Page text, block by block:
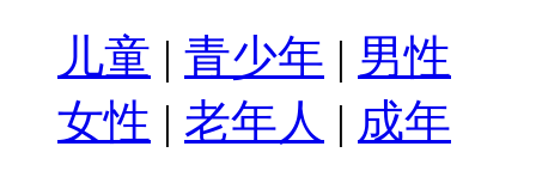
儿童 | 青少年 | 男性
女性 | 老年人 | 成年